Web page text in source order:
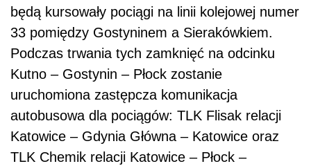
będą kursowały pociągi na linii kolejowej numer
33 pomiędzy Gostyninem a Sierakówkiem.
Podczas trwania tych zamknięć na odcinku
Kutno – Gostynin – Płock zostanie
uruchomiona zastępcza komunikacja
autobusowa dla pociągów: TLK Flisak relacji
Katowice – Gdynia Główna – Katowice oraz
TLK Chemik relacji Katowice – Płock –